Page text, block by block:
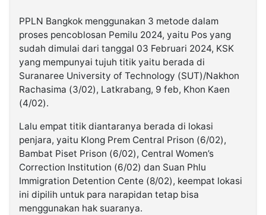
PPLN Bangkok menggunakan 3 metode dalam
proses pencoblosan Pemilu 2024, yaitu Pos yang
sudah dimulai dari tanggal 03 Februari 2024, KSK
yang mempunyai tujuh titik yaitu berada di
Suranaree University of Technology (SUT)/Nakhon
Rachasima (3/02), Latkrabang, 9 feb, Khon Kaen
(4/02).
Lalu empat titik diantaranya berada di lokasi
penjara, yaitu Klong Prem Central Prison (6/02),
Bambat Piset Prison (6/02), Central Women’s
Correction Institution (6/02) dan Suan Phlu
Immigration Detention Cente (8/02), keempat lokasi
ini dipilih untuk para narapidan tetap bisa
menggunakan hak suaranya.